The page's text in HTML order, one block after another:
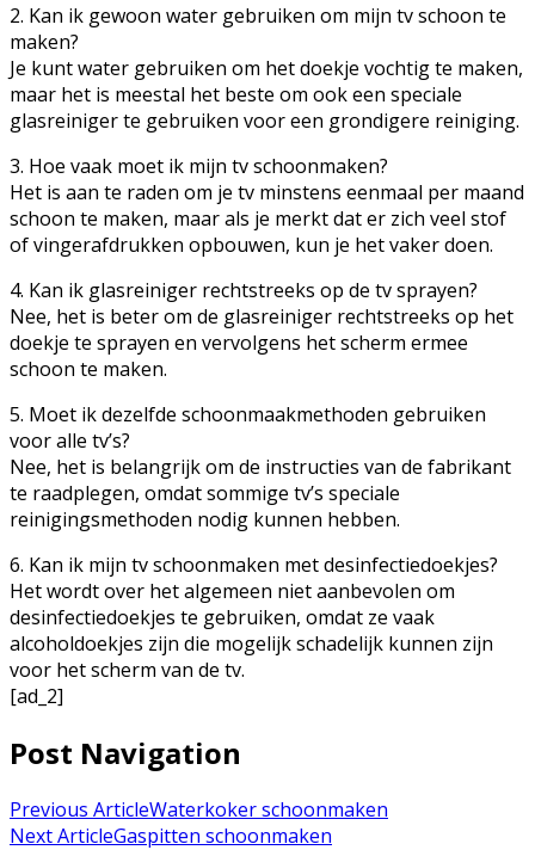
2. Kan ik gewoon water gebruiken om mijn tv schoon te
maken?
Je kunt water gebruiken om het doekje vochtig te maken,
maar het is meestal het beste om ook een speciale
glasreiniger te gebruiken voor een grondigere reiniging.
3. Hoe vaak moet ik mijn tv schoonmaken?
Het is aan te raden om je tv minstens eenmaal per maand
schoon te maken, maar als je merkt dat er zich veel stof
of vingerafdrukken opbouwen, kun je het vaker doen.
4. Kan ik glasreiniger rechtstreeks op de tv sprayen?
Nee, het is beter om de glasreiniger rechtstreeks op het
doekje te sprayen en vervolgens het scherm ermee
schoon te maken.
5. Moet ik dezelfde schoonmaakmethoden gebruiken
voor alle tv’s?
Nee, het is belangrijk om de instructies van de fabrikant
te raadplegen, omdat sommige tv’s speciale
reinigingsmethoden nodig kunnen hebben.
6. Kan ik mijn tv schoonmaken met desinfectiedoekjes?
Het wordt over het algemeen niet aanbevolen om
desinfectiedoekjes te gebruiken, omdat ze vaak
alcoholdoekjes zijn die mogelijk schadelijk kunnen zijn
voor het scherm van de tv.
[ad_2]
Post Navigation
Previous ArticleWaterkoker schoonmaken
Next ArticleGaspitten schoonmaken